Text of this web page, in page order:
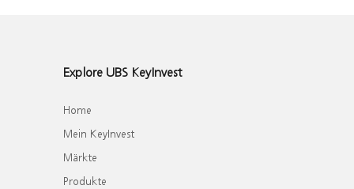
Explore UBS KeyInvest
Home
Mein KeyInvest
Märkte
Produkte